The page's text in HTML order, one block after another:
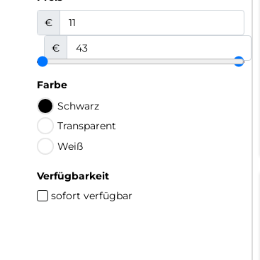
€
€
Farbe
Schwarz
Transparent
Weiß
Verfügbarkeit
sofort verfügbar